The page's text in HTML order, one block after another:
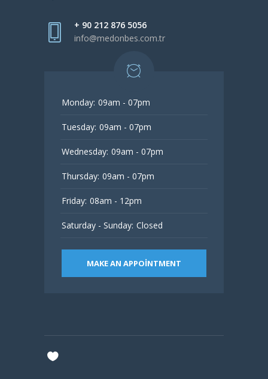
+ 90 212 876 5056
info@medonbes.com.tr
Monday: 09am - 07pm
Tuesday: 09am - 07pm
Wednesday: 09am - 07pm
Thursday: 09am - 07pm
Friday: 08am - 12pm
Saturday - Sunday: Closed
MAKE AN APPOINTMENT